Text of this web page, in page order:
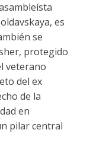
es
se
protegido
veterano
del ex
de la
en
pilar central